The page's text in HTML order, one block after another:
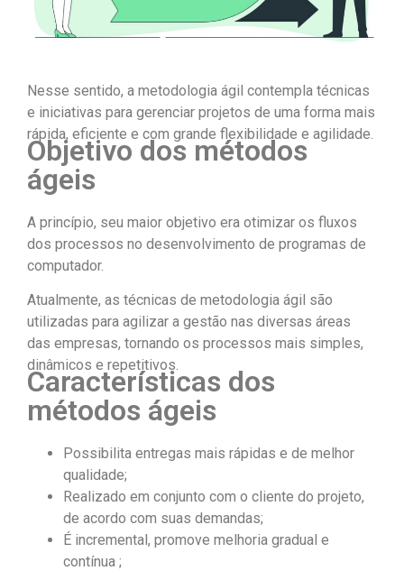
Nesse sentido, a metodologia ágil contempla técnicas
e iniciativas para gerenciar projetos de uma forma mais
rápida, eficiente e com grande flexibilidade e agilidade.
Objetivo dos métodos
ágeis
A princípio, seu maior objetivo era otimizar os fluxos
dos processos no desenvolvimento de programas de
computador.
Atualmente, as técnicas de metodologia ágil são
utilizadas para agilizar a gestão nas diversas áreas
das empresas, tornando os processos mais simples,
dinâmicos e repetitivos.
Características dos
métodos ágeis
Possibilita entregas mais rápidas e de melhor
qualidade;
Realizado em conjunto com o cliente do projeto,
de acordo com suas demandas;
É incremental, promove melhoria gradual e
contínua ;